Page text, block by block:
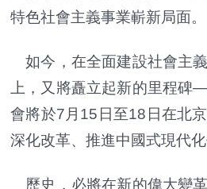
特色社會主義事業嶄新局面。
如今，在全面建設社會主
上，又將矗立起新的里程
會將於7月15日至18日在北
深化改革、推進中國式現代化
歷史，必將在新的偉大變